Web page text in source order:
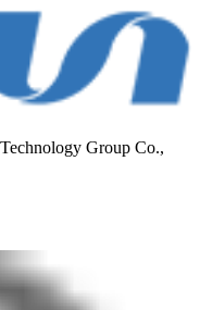
Group Co.,